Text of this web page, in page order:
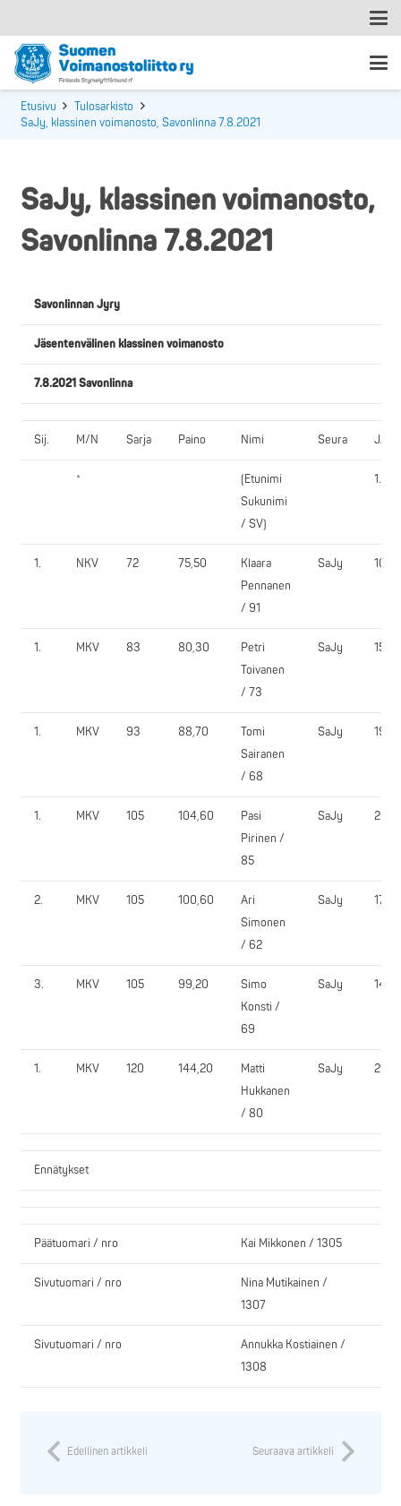
Etusivu
Tulosarkisto
SaJy, klassinen voimanosto, Savonlinna 7.8.2021
SaJy, klassinen voimanosto,
Savonlinna 7.8.2021
Savonlinnan Jyry
Jäsentenvälinen klassinen voimanosto
7.8.2021 Savonlinna
Sij. M/N Sarja Paino Nimi Seura
*
(Etunimi
Sukunimi
/ SV)
1.
1. NKV 72 75,50
Klaara
Pennanen
/ 91
SaJy
1. MKV 83 80,30
Petri
Toivanen
/ 73
SaJy 150,0
1. MKV 93 88,70
Tomi
Sairanen
/ 68
SaJy
1. MKV 105 104,60
Pasi
Pirinen /
85
SaJy
2. MKV 105 100,60
Ari
Simonen
/ 62
SaJy 170,0
3. MKV 105 99,20
Simo
Konsti /
69
SaJy 145,0
1. MKV 120 144,20
Matti
Hukkanen
/ 80
SaJy 210,0
Ennätykset
Päätuomari / nro Kai Mikkonen / 1305
Sivutuomari / nro
Nina Mutikainen /
1307
Sivutuomari / nro
Annukka Kostiainen /
1308
Edellinen artikkeli Seuraava artikkeli